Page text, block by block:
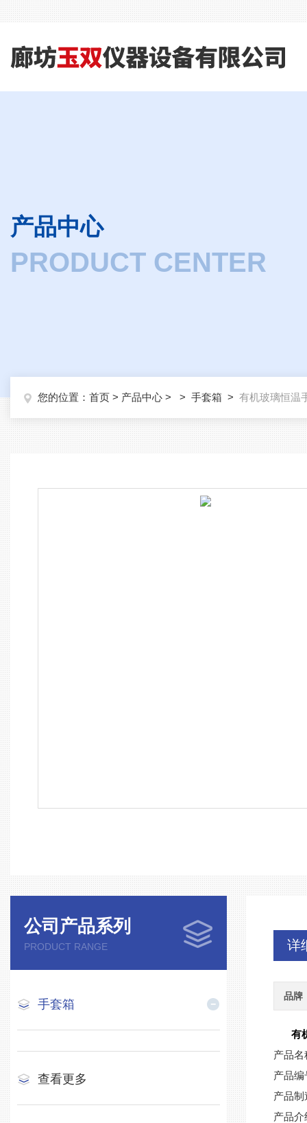
产品中心
PRODUCT CENTER
您的位置： 首页 > 产品中心 > > 手套箱 > 有机玻璃恒温
公司产品系列
PRODUCT RANGE
手套箱
查看更多
详
品牌
有
产品名
产品编
产品
产品